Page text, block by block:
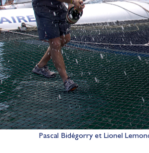
Pascal Bidégorry et Lionel